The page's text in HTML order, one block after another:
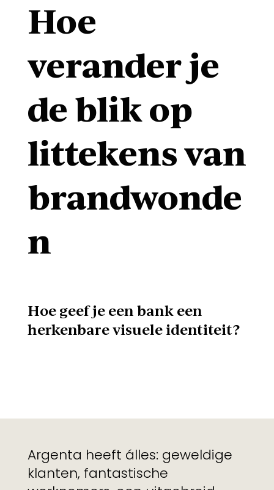
Hoe
verander je
de blik op
littekens van
brandwonde
n
Hoe geef je een bank een
herkenbare visuele identiteit?
Argenta heeft álles: geweldige
klanten, fantastische